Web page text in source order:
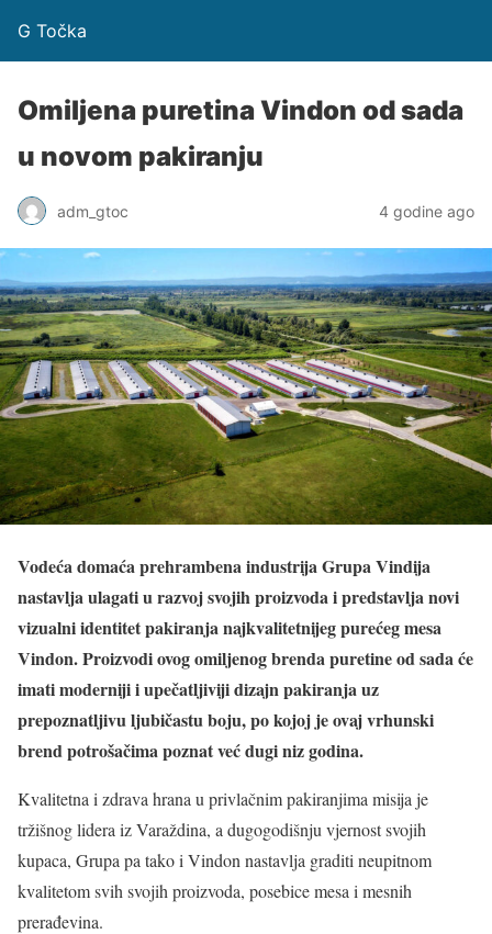
G Točka
Omiljena puretina Vindon od sada
u novom pakiranju
adm_gtoc 4 godine ago
Vodeća domaća prehrambena industrija Grupa Vindija
nastavlja ulagati u razvoj svojih proizvoda i predstavlja novi
vizualni identitet pakiranja najkvalitetnijeg purećeg mesa
Vindon. Proizvodi ovog omiljenog brenda puretine od sada će
imati moderniji i upečatljiviji dizajn pakiranja uz
prepoznatljivu ljubičastu boju, po kojoj je ovaj vrhunski
brend potrošačima poznat već dugi niz godina.
Kvalitetna i zdrava hrana u privlačnim pakiranjima misija je
tržišnog lidera iz Varaždina, a dugogodišnju vjernost svojih
kupaca, Grupa pa tako i Vindon nastavlja graditi neupitnom
kvalitetom svih svojih proizvoda, posebice mesa i mesnih
prerađevina.